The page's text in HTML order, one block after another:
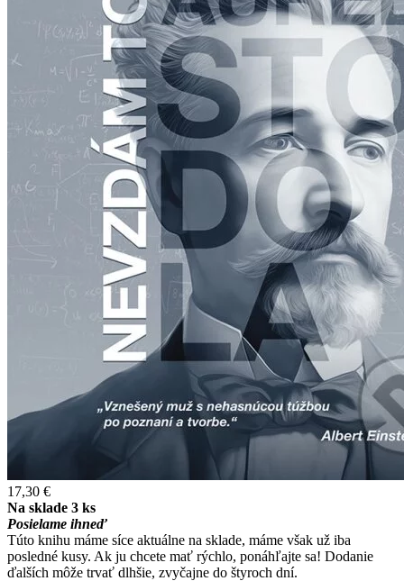
17,30 €
Na sklade 3 ks
Posielame ihneď
Túto knihu máme síce aktuálne na sklade, máme však už iba
posledné kusy. Ak ju chcete mať rýchlo, ponáhľajte sa! Dodanie
ďalších môže trvať dlhšie, zvyčajne do štyroch dní.